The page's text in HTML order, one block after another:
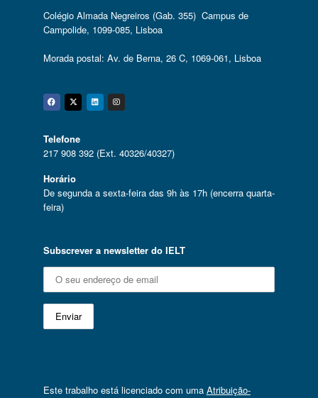
Colégio Almada Negreiros (Gab. 355) Campus de
Campolide, 1099-085, Lisboa
Morada postal: Av. de Berna, 26 C, 1069-061, Lisboa
Facebook
Twitter
Linkedin
Instagram
Telefone
217 908 392 (Ext. 40326/40327)
Horário
De segunda a sexta-feira das 9h às 17h (encerra quarta-
feira)
Subscrever a newsletter do IELT
Este trabalho está licenciado com uma Atribuição-